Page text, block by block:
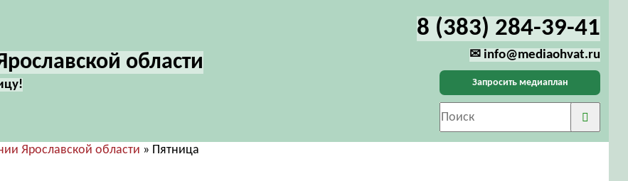
области
8 (383) 284-39-41
✉ info@mediaohvat.ru
Запросить медиаплан
Ярославской области » Пятница